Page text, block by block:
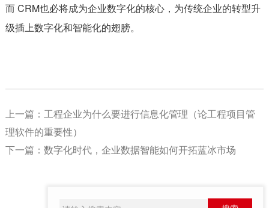
而 CRM也必将成为企业数字化的核心，为传统企业的转型升
级插上数字化和智能化的翅膀。
上一篇： 工程企业为什么要进行信息化管理（论工程项目管
理软件的重要性）
下一篇： 数字化时代，企业数据智能如何开拓蓝冰市场